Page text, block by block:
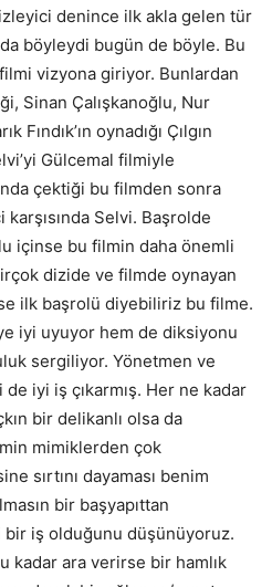
denince ilk akla gelen tür
böyleydi bugün de böyle. Bu
vizyona giriyor. Bunlardan
Sinan Çalışkanoğlu, Nur
Fındık’ın oynadığı Çılgın
Gülcemal filmiyle
çektiği bu filmden sonra
Selvi. Başrolde
içinse bu filmin daha önemli
dizide ve filmde oynayan
ilk başrolü diyebiliriz bu filme.
iyi uyuyor hem de diksiyonu
sergiliyor. Yönetmen ve
iyi iş çıkarmış. Her ne kadar
bir delikanlı olsa da
mimiklerden çok
sırtını dayaması benim
bir başyapıttan
iş olduğunu düşünüyoruz.
kadar ara verirse bir hamlık